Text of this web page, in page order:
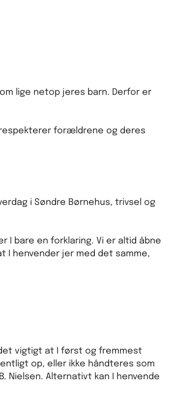
lige netop jeres barn. Derfor er
forældrene og deres
i Søndre Børnehus, trivsel og
I bare en forklaring. Vi er altid åbne
I henvender jer med det samme,
vigtigt at I først og fremmest
op, eller ikke håndteres som
Nielsen. Alternativt kan I henvende